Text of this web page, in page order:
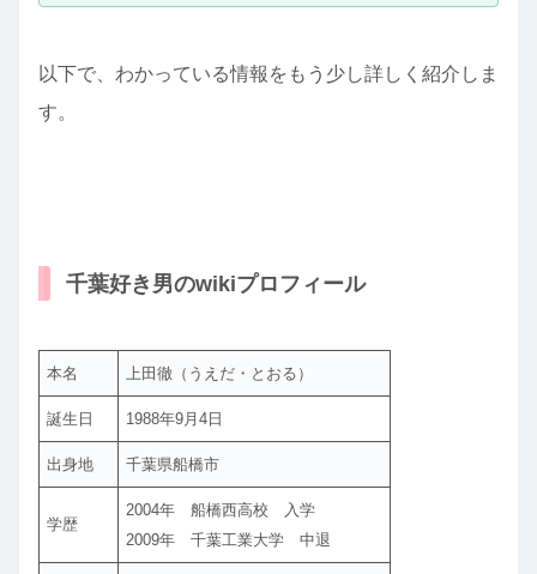
以下で、わかっている情報をもう少し詳しく紹介しま
す。
千葉好き男のwikiプロフィール
本名 上田徹（うえだ・とおる）
誕生日 1988年9月4日
出身地 千葉県船橋市
学歴
2004年 船橋西高校 入学
2009年 千葉工業大学 中退